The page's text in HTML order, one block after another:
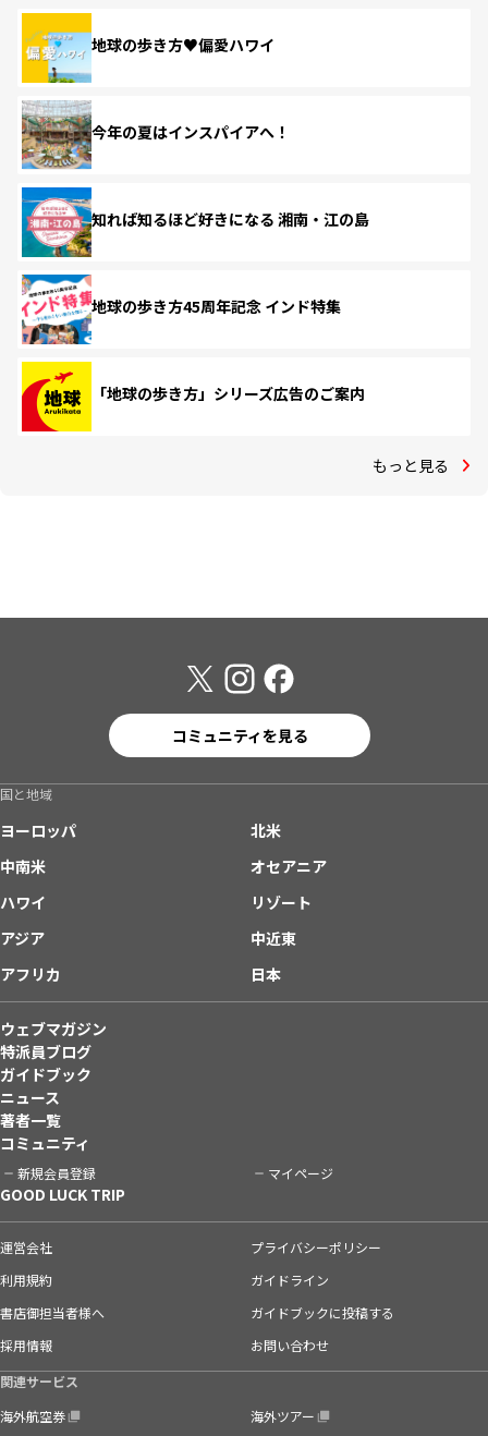
地球の歩き方♥偏愛ハワイ
今年の夏はインスパイアへ！
知れば知るほど好きになる 湘南・江の島
地球の歩き方45周年記念 インド特集
「地球の歩き方」シリーズ広告のご案内
もっと見る
コミュニティを見る
国と地域
ヨーロッパ
北米
中南米
オセアニア
ハワイ
リゾート
アジア
中近東
アフリカ
日本
ウェブマガジン
特派員ブログ
ガイドブック
ニュース
著者一覧
コミュニティ
新規会員登録 マイページ
GOOD LUCK TRIP
運営会社
プライバシーポリシー
利用規約
ガイドライン
書店御担当者様へ
ガイドブックに投稿する
採用情報
お問い合わせ
関連サービス
海外航空券
海外ツアー